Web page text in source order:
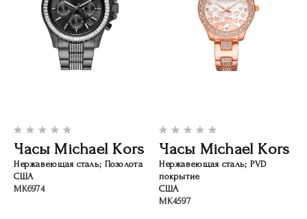
Часы Michael Kors
Нержавеющая сталь; Позолота
США
MK6974
Часы Michael Kors
Нержавеющая сталь; PVD
покрытие
США
MK4597